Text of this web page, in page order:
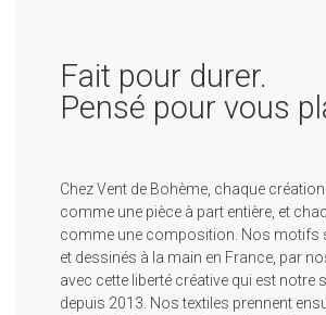
Fait pour durer.
Pensé pour vous
Chez Vent de Bohème, chaque
comme une pièce à part entière, et
comme une composition. Nos motifs
et dessinés à la main en France, par
avec cette liberté créative qui est notre
depuis 2013. Nos textiles prennent